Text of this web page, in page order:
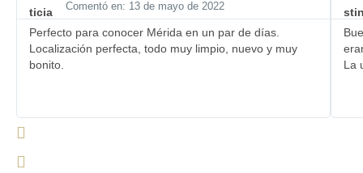
Comentó en: 13 de mayo de 2022
Perfecto para conocer Mérida en un par de días.
Localización perfecta, todo muy limpio, nuevo y muy
bonito.
La